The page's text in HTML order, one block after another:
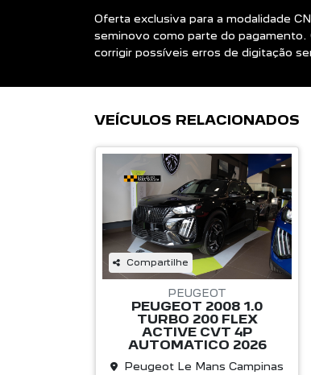
Oferta exclusiva para a modalidade
seminovo como parte do
corrigir possíveis erros de digitação
VEÍCULOS RELACIONADOS
Compartilhe
PEUGEOT
PEUGEOT 2008 1.0
TURBO 200 FLEX
ACTIVE CVT 4P
AUTOMATICO 2026
Peugeot Le Mans Campinas